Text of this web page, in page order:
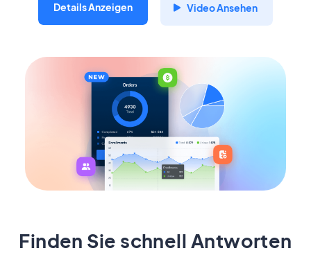
Details Anzeigen Video Ansehen
Finden Sie schnell Antworten